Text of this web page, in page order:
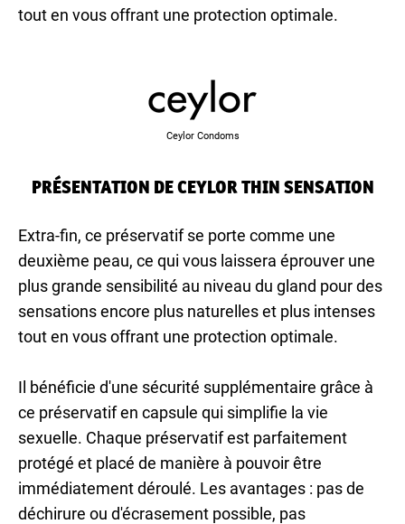
tout en vous offrant une protection optimale.
Ceylor Condoms
PRÉSENTATION DE CEYLOR THIN SENSATION
Extra-fin, ce préservatif se porte comme une
deuxième peau, ce qui vous laissera éprouver une
plus grande sensibilité au niveau du gland pour des
sensations encore plus naturelles et plus intenses
tout en vous offrant une protection optimale.
Il bénéficie d'une sécurité supplémentaire grâce à
ce préservatif en capsule qui simplifie la vie
sexuelle. Chaque préservatif est parfaitement
protégé et placé de manière à pouvoir être
immédiatement déroulé. Les avantages : pas de
déchirure ou d'écrasement possible, pas